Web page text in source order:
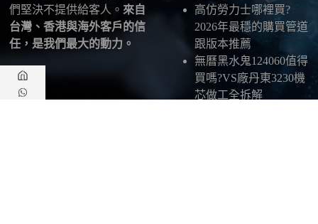
們堅決不提供給客人。來自
台灣、香港與海外客戶的信
任，是我們最大的動力。
高仿勞力士哪裡買?
2026年最穩的購買管道
跟版本推薦
無曆黑水鬼124060值得
買嗎?VS廠丹東3230機
芯做工全拆解